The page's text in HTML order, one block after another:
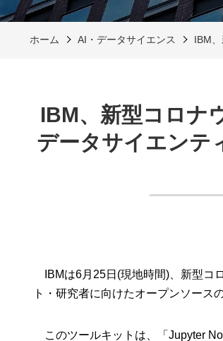
ホーム AI・データサイエンス IBM
IBM、新型コロナ
データサイエンテ
IBMは6月25日(現地時間)、新型コ
ト・研究者に向けたオープンソース
このツールキットは、「Jupyter